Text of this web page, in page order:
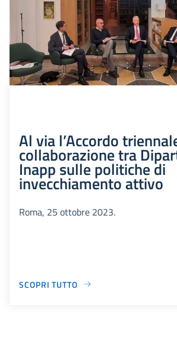
Al via l’Accordo
collaborazione tra
Inapp sulle politiche di
invecchiamento attivo
Roma, 25 ottobre 2023.
SCOPRI TUTTO